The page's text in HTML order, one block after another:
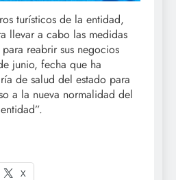
turísticos de la entidad,
llevar a cabo las medidas
reabrir sus negocios
junio, fecha que ha
de salud del estado para
a la nueva normalidad del
X